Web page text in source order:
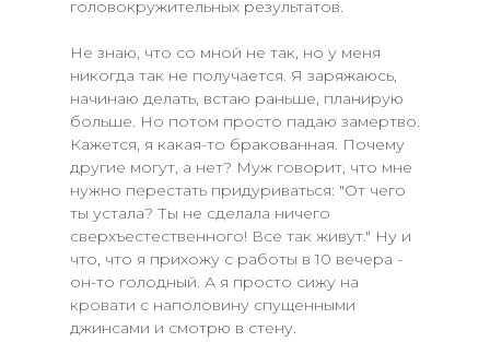
головокружительных результатов.
Не знаю, что со мной не так, но у меня
никогда так не получается. Я заряжаюсь,
начинаю делать, встаю раньше, планирую
больше. Но потом просто падаю замертво.
Кажется, я какая-то бракованная. Почему
другие могут, а нет? Муж говорит, что мне
нужно перестать придуриваться: "От чего
ты устала? Ты не сделала ничего
сверхъестественного! Все так живут." Ну и
что, что я прихожу с работы в 10 вечера -
он-то голодный. А я просто сижу на
кровати с наполовину спущенными
джинсами и смотрю в стену.